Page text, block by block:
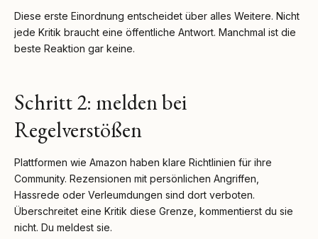
Diese erste Einordnung entscheidet über alles Weitere. Nicht
jede Kritik braucht eine öffentliche Antwort. Manchmal ist die
beste Reaktion gar keine.
Schritt 2: melden bei
Regelverstößen
Plattformen wie Amazon haben klare Richtlinien für ihre
Community. Rezensionen mit persönlichen Angriffen,
Hassrede oder Verleumdungen sind dort verboten.
Überschreitet eine Kritik diese Grenze, kommentierst du sie
nicht. Du meldest sie.